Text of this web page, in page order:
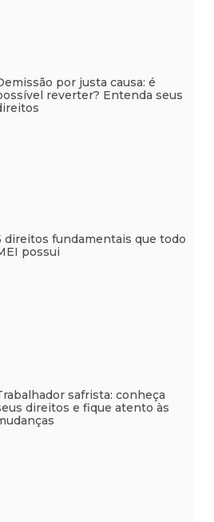
por justa causa: é
reverter? Entenda seus
direitos fundamentais que todo
possui
safrista: conheça
direitos e fique atento às